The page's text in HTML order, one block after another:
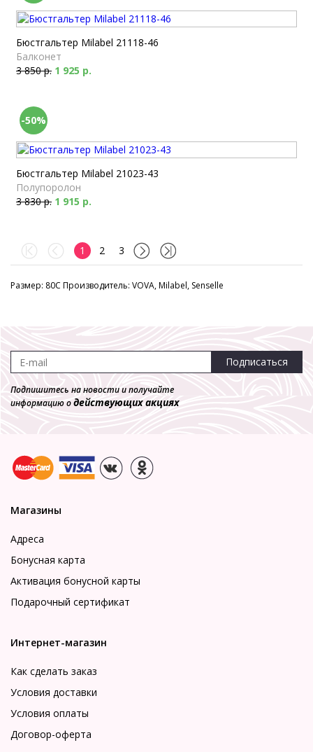
Бюстгальтер Milabel 21118-46
Балконет
3 850 р. 1 925 р.
-50%
Бюстгальтер Milabel 21023-43
Полупоролон
3 830 р. 1 915 р.
1 2 3
Размер: 80C Производитель: VOVA, Milabel, Senselle
Подписаться
Подпишитесь на новости и получайте
информацию одействующих акциях
Магазины
Адреса
Бонусная карта
Активация бонусной карты
Подарочный сертификат
Интернет-магазин
Как сделать заказ
Условия доставки
Условия оплаты
Договор-оферта